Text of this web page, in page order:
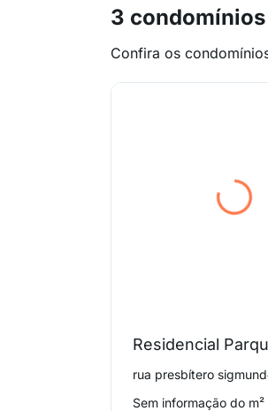
3
Confira os
Sem informação do m²